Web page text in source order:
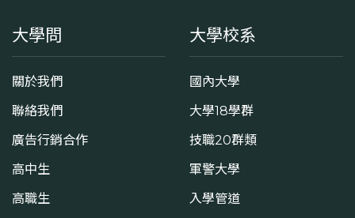
大學問
關於我們
聯絡我們
廣告行銷合作
高中生
高職生
大學校系
國內大學
大學18學群
技職20群類
軍警大學
入學管道